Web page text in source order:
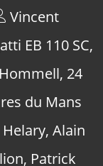
Vincent
EB 110 SC,
, 24
du Mans
Helary, Alain
, Patrick